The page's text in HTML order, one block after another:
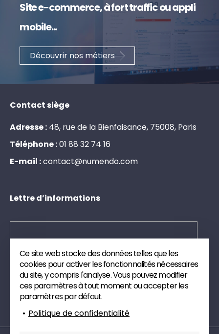
Site e-commerce, à fort traffic ou appli
mobile...
Découvrir nos métiers
Ce site web stocke des données telles que les
cookies pour activer les fonctionnalités nécessaires
du site, y compris l'analyse. Vous pouvez modifier
ces paramètres à tout moment ou accepter les
paramètres par défaut.
Politique de confidentialité
Contact siège
Adresse : 48, rue de la Bienfaisance, 75008, Paris
Téléphone :01 88 32 74 16
E-mail :contact@numendo.com
Lettre d’informations
Envoyer
Inscrivez-vous à notre newsletter. Nous vous
enverrons des publications et des articles de veille